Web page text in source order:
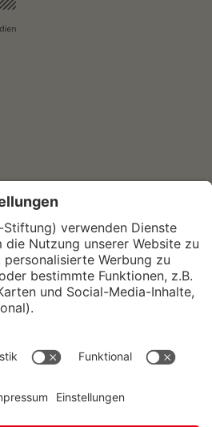
Sozialwissenschaftliches Institut
und